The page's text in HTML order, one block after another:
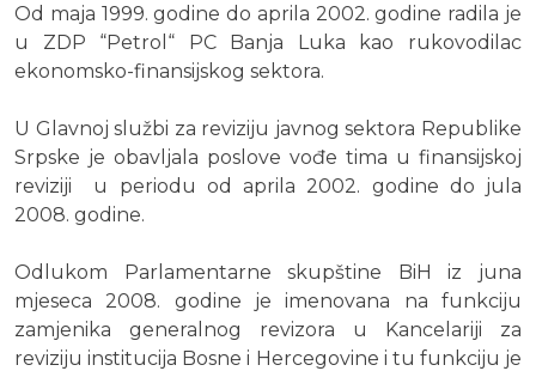
Od maja 1999. godine do aprila 2002. godine radila je
u ZDP “Petrol“ PC Banja Luka kao rukovodilac
ekonomsko-finansijskog sektora.
U Glavnoj službi za reviziju javnog sektora Republike
Srpske je obavljala poslove vođe tima u finansijskoj
reviziji u periodu od aprila 2002. godine do jula
2008. godine.
Odlukom Parlamentarne skupštine BiH iz juna
mjeseca 2008. godine je imenovana na funkciju
zamjenika generalnog revizora u Kancelariji za
reviziju institucija Bosne i Hercegovine i tu funkciju je